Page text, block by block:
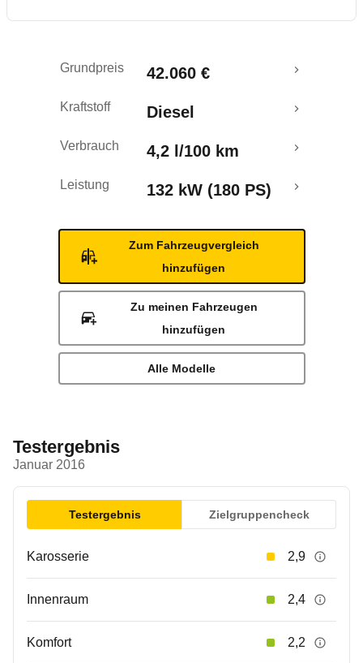
Grundpreis 42.060 €
Kraftstoff Diesel
Verbrauch 4,2 l/100 km
Leistung 132 kW (180 PS)
Zum Fahrzeugvergleich
hinzufügen
Zu meinen Fahrzeugen
hinzufügen
Alle Modelle
Testergebnis
Januar 2016
Testergebnis Zielgruppencheck
Karosserie 2,9
Innenraum 2,4
Komfort 2,2